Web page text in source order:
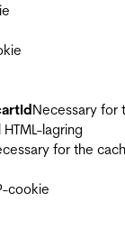
Necessary for
HTML-lagring
for the
cookie